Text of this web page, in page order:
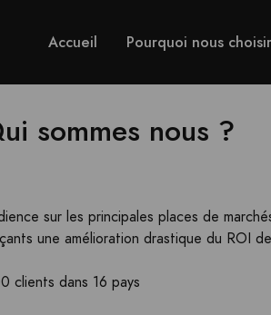
Accueil Pourquoi nous
sommes nous ?
sur les principales places de
une amélioration drastique du ROI
clients dans 16 pays